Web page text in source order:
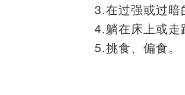
3.在过强或过
4.躺在床上或走
5.挑食、偏食。